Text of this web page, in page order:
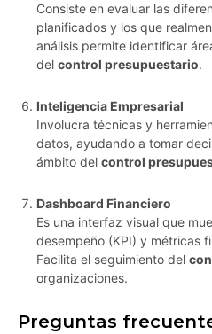
Consiste en evaluar las
planificados y los que
análisis permite identificar
del control presupuestario.
Inteligencia Empresarial
Involucra técnicas y
datos, ayudando a tomar
ámbito del control
Dashboard Financiero
Es una interfaz visual que
desempeño (KPI) y métricas
Facilita el seguimiento del
organizaciones.
Preguntas